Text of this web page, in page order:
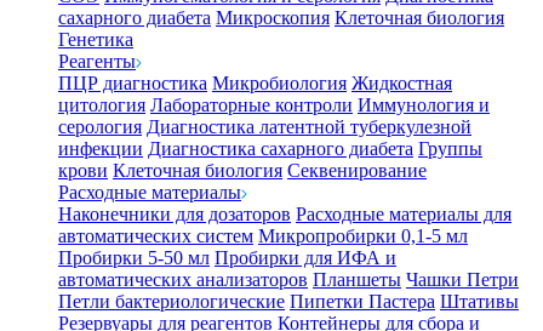
сахарного диабета Микроскопия Клеточная биология
Генетика
Реагенты
ПЦР диагностика Микробиология Жидкостная
цитология Лабораторные контроли Иммунология и
серология Диагностика латентной туберкулезной
инфекции Диагностика сахарного диабета Группы
крови Клеточная биология Секвенирование
Расходные материалы
Наконечники для дозаторов Расходные материалы для
автоматических систем Микропробирки 0,1-5 мл
Пробирки 5-50 мл Пробирки для ИФА и
автоматических анализаторов Планшеты Чашки Петри
Петли бактериологические Пипетки Пастера Штативы
Резервуары для реагентов Контейнеры для сбора и